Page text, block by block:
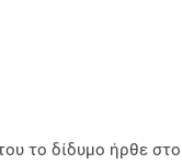
το δίδυμο ήρθε